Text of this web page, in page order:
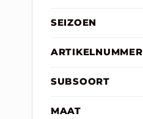
SEIZOEN
ARTIKELNUMMER
SUBSOORT
MAAT